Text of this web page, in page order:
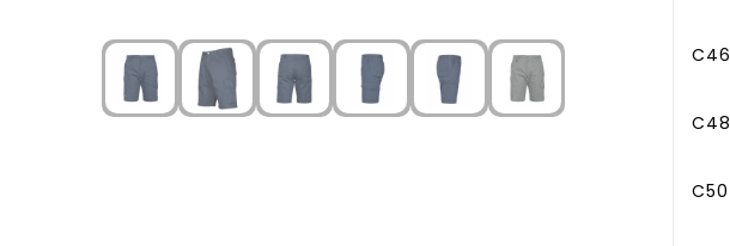
C46
C48
C50